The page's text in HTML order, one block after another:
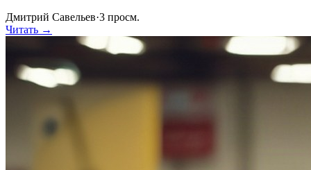
Дмитрий Савельев·3 просм.
Читать →